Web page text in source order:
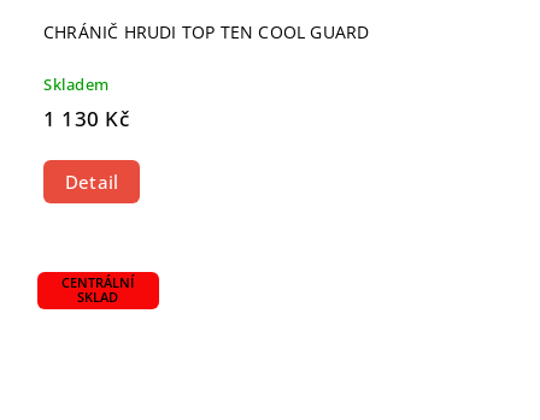
CHRÁNIČ HRUDI TOP TEN COOL GUARD
Skladem
1 130 Kč
Detail
CENTRÁLNÍ
SKLAD